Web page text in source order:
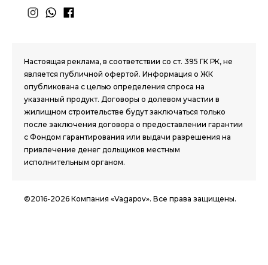
Настоящая реклама, в соответствии со ст. 395 ГК РК, не
является публичной офертой. Информация о ЖК
опубликована с целью определения спроса на
указанный продукт. Договоры о долевом участии в
жилищном строительстве будут заключаться только
после заключения договора о предоставлении гарантии
с Фондом гарантирования или выдачи разрешения на
привлечение денег дольщиков местным
исполнительным органом.
©2016-2026 Компания «Vagapov». Все права защищены.